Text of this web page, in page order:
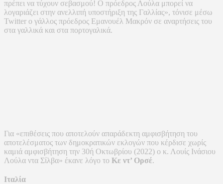
πρέπει να τύχουν σεβασμού! Ο πρόεδρος Λούλα μπορεί να
λογαριάζει στην ανελλιπή υποστήριξη της Γαλλίας», τόνισε μέσω
Twitter ο γάλλος πρόεδρος Εμανουέλ Μακρόν σε αναρτήσεις του
στα γαλλικά και στα πορτογαλικά.
Για «επιθέσεις που αποτελούν απαράδεκτη αμφισβήτηση του
αποτελέσματος των δημοκρατικών εκλογών που κέρδισε χωρίς
καμιά αμφισβήτηση την 30ή Οκτωβρίου (2022) ο κ. Λουίς Ινάσιου
Λούλα ντα Σίλβα» έκανε λόγο το Κε ντ’ Ορσέ.
Ιταλία